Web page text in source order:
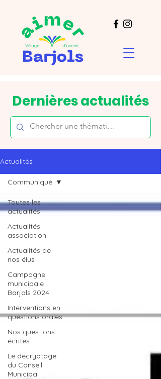
Dernières actualités
Actualités
Toutes les
actualités
Actualités
association
Actualités de
nos élus
Campagne
municipale
Barjols 2024
Interventions en
questions orales
Nos questions
écrites
Le décryptage
du Conseil
Municipal
Communiqué